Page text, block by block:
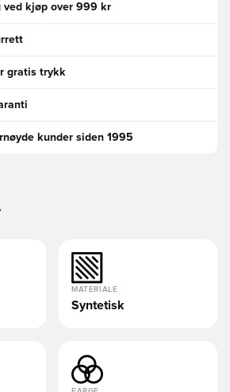
ved kjøp over 999 kr
gratis trykk
kunder siden 1995
MATERIALE
Syntetisk